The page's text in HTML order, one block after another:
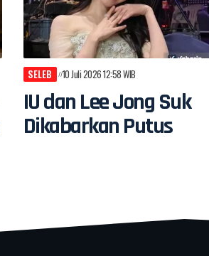
SELEB 10 Juli 2026 12:58 WIB
IU dan Lee Jong Suk
Dikabarkan Putus